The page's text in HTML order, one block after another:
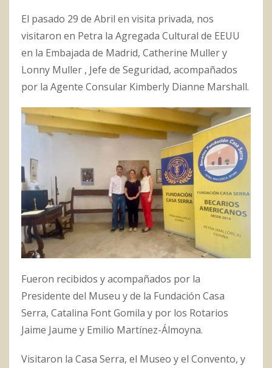
El pasado 29 de Abril en visita privada, nos
visitaron en Petra la Agregada Cultural de EEUU
en la Embajada de Madrid, Catherine Muller y
Lonny Muller , Jefe de Seguridad, acompañados
por la Agente Consular Kimberly Dianne Marshall.
Fueron recibidos y acompañados por la
Presidente del Museu y de la Fundación Casa
Serra, Catalina Font Gomila y por los Rotarios
Jaime Jaume y Emilio Martínez-Álmoyna.
Visitaron la Casa Serra, el Museo y el Convento, y